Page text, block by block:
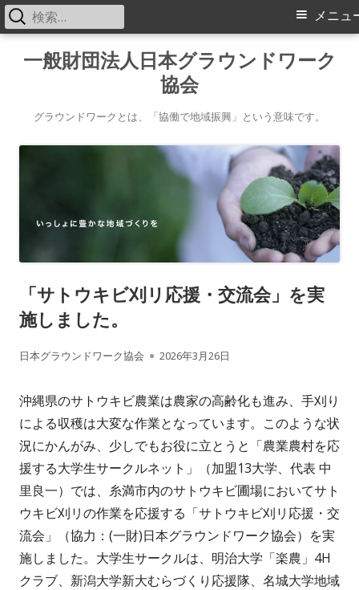
一般財団法人日本グラウンドワーク
協会
グラウンドワークとは、「協働で地域振興」という意味です。
メ
メニュ
検
索:
「サトウキビ刈リ応援・交流会」を実
施しました。
作
日本グラウンドワーク協会
公
日
2026年3月26日
沖縄県のサトウキビ農業は農家の高齢化も進み、手刈り
による収穫は大変な作業となっています。このような状
況にかんがみ、少しでもお役に立とうと「農業農村を応
援する大学生サークルネット」（加盟13大学、代表 中
里良一）では、糸満市内のサトウキビ圃場においてサト
ウキビ刈リの作業を応援する「サトウキビ刈リ応援・交
流会」（協力：(一財)日本グラウンドワーク協会）を実
施しました。大学生サークルは、明治大学「楽農」4H
クラブ、新潟大学新大むらづくり応援隊、名城大学地域